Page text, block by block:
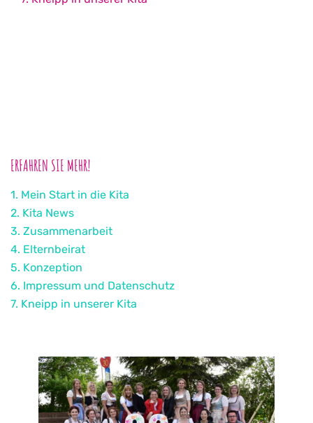
ERFAHREN SIE MEHR!
1. Mein Start in die Kita
2. Kita News
3. Zusammenarbeit
4. Elternbeirat
5. Konzeption
6. Impressum und Datenschutz
7. Kneipp in unserer Kita